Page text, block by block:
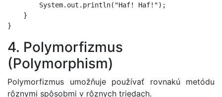
        System.out.println("Haf! Haf!");
    }
4. Polymorfizmus
(Polymorphism)
Polymorfizmus umožňuje používať rovnakú metódu
rôznymi spôsobmi v rôznych triedach.